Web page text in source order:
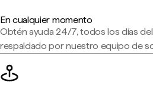
En cualquier momento
Obtén ayuda 24/7, todos los días
respaldado por nuestro equipo de